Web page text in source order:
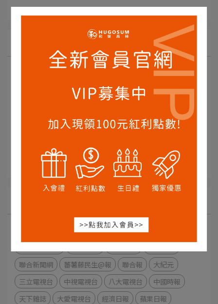
特調茶譜
媒體報導-影音
KOL-Youtube平台
KOL-IG
雜誌 台灣光華雜誌
聯合新聞網
蕃薯藤民生@報 聯合報
大紀元
三立電視台
中視電視台 八大電視台
中國時報
天下雜誌
大愛電視台 經濟日報
蘋果日報